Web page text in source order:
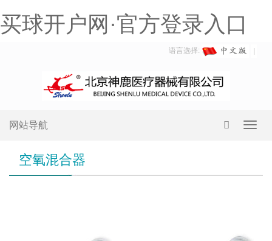
买球开户网·官方登录入口
语言选择:
网站导航
空氧混合器